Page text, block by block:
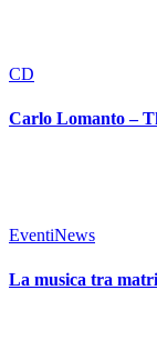
CD
Carlo Lomanto –
EventiNews
La musica tra